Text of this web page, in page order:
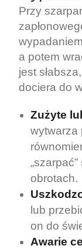
Przy
a potem
jest
dociera do
Zużyte
wytwarza
obrotach.
lub
on do
Awarie